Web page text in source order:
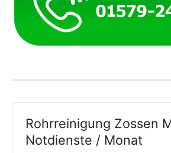
Rohrreinigung Zossen
Notdienste / Monat